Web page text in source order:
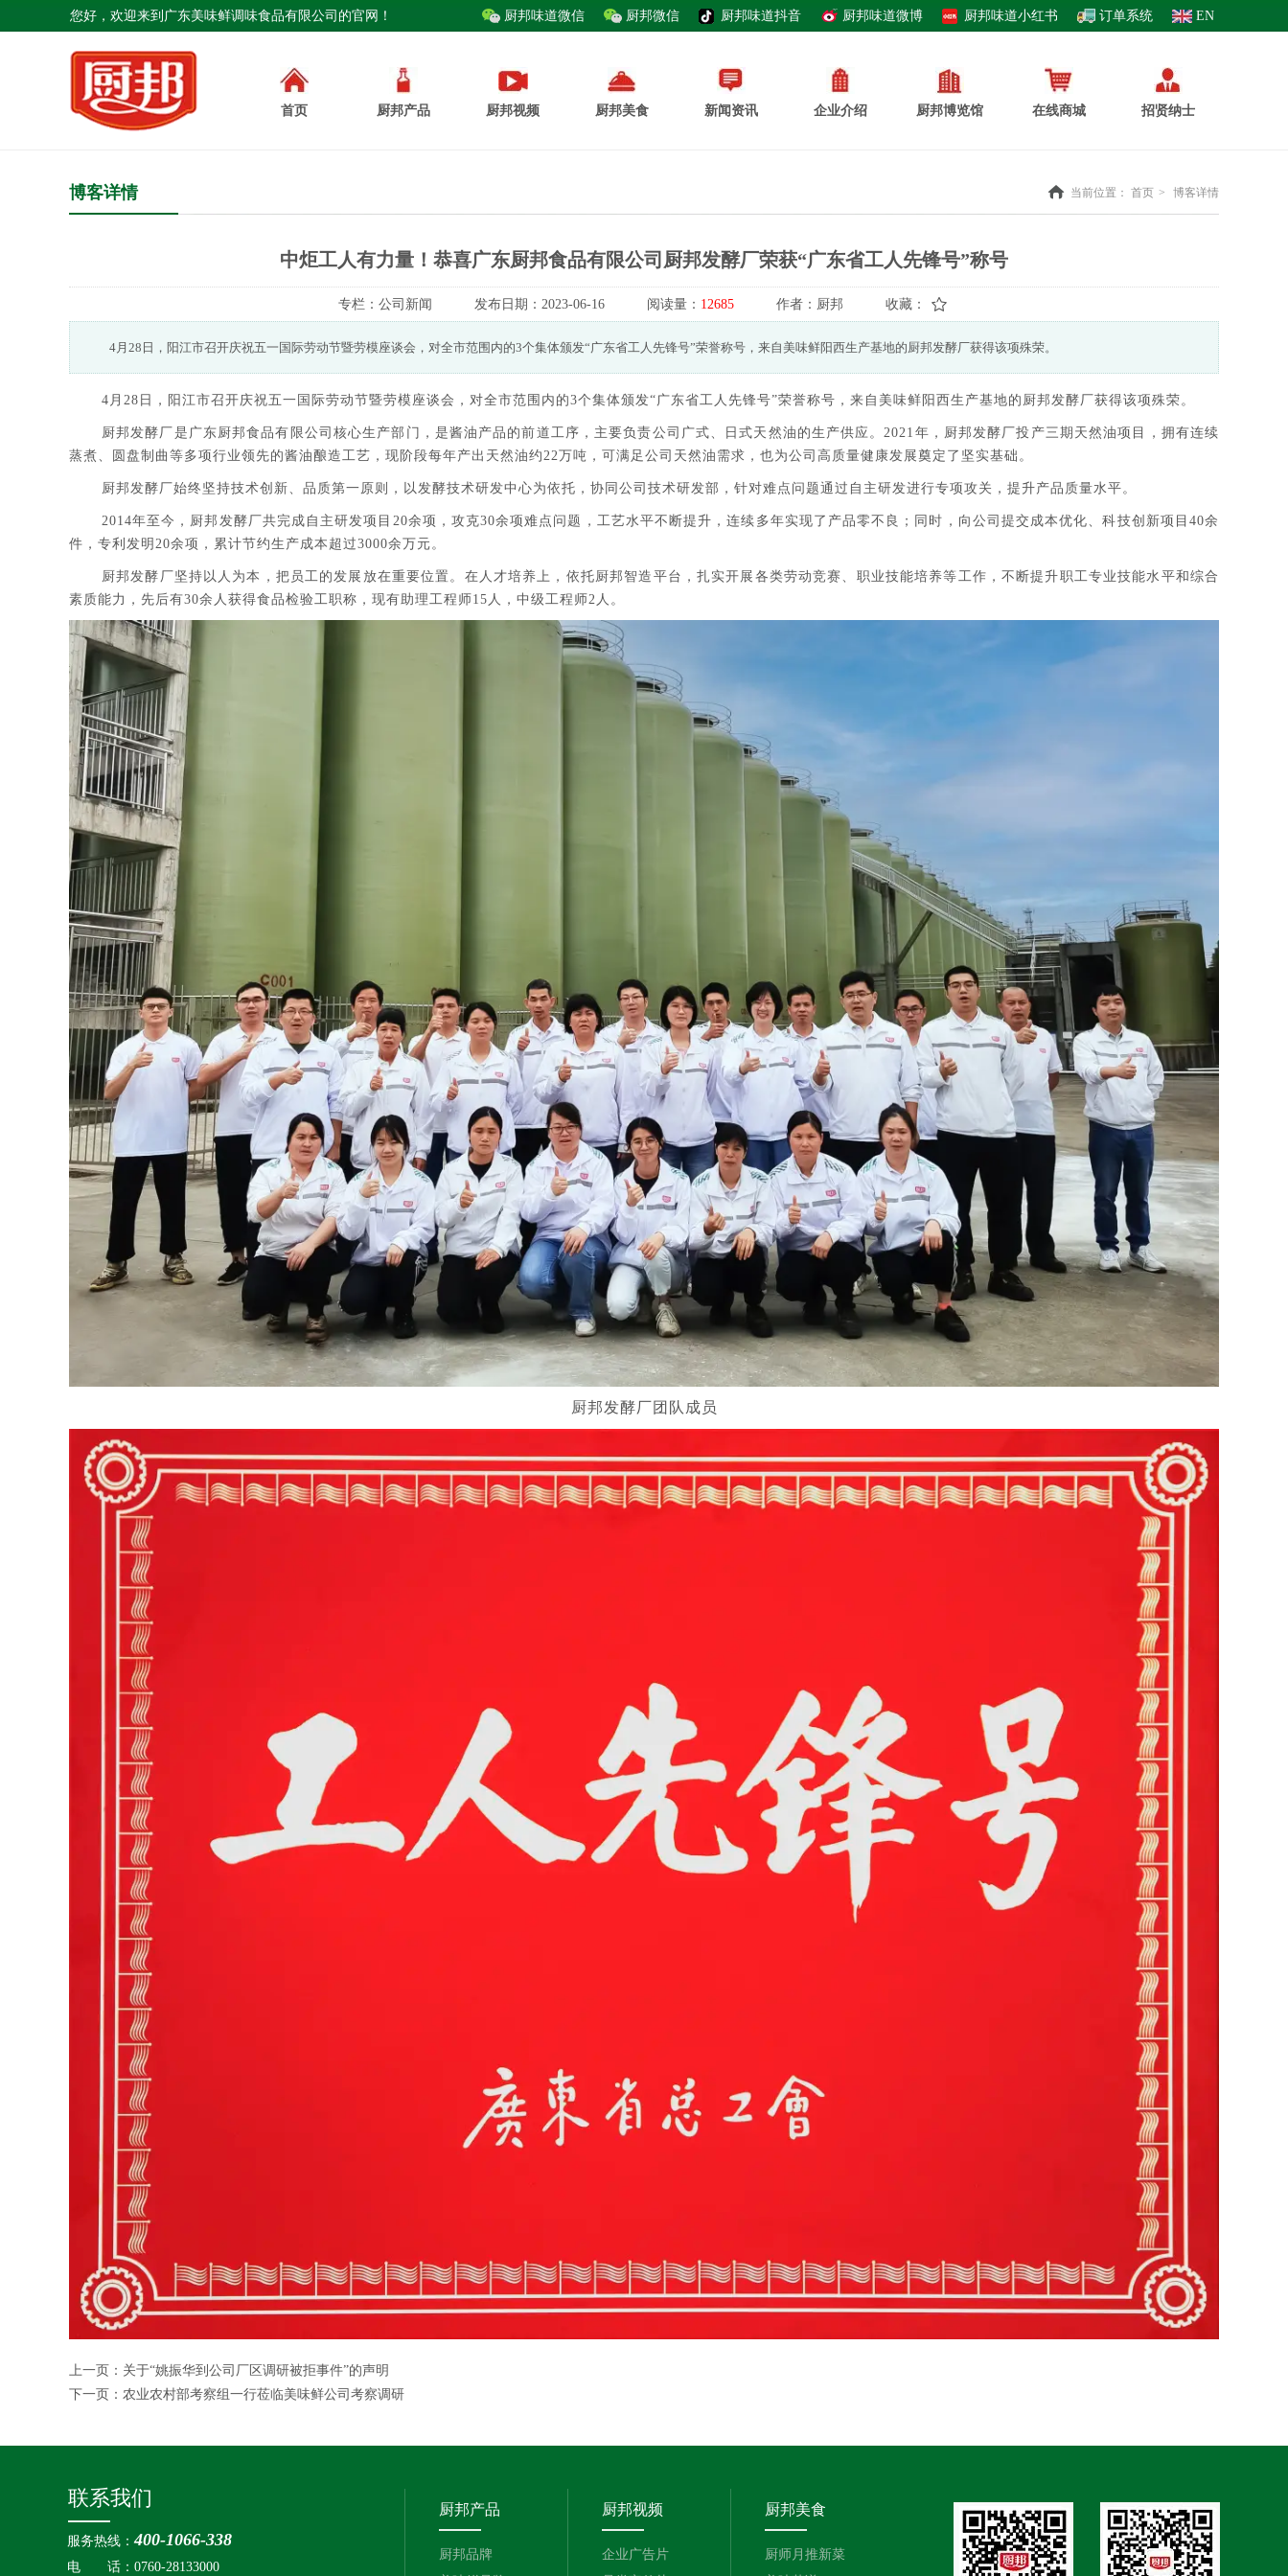
您好，欢迎来到广东美味鲜调味食品有限公司的官网！ 厨邦味道微信 厨邦微信 厨邦味道抖音 厨邦味道微博 厨邦味道小红书 订单系统 EN
首页 厨邦产品 厨邦视频 厨邦美食 新闻资讯 企业介绍 厨邦博览馆 在线商城 招贤纳士
博客详情 当前位置： 首页 > 博客详情
中炬工人有力量！恭喜广东厨邦食品有限公司厨邦发酵厂荣获“广东省工人先锋号”称号
专栏： 公司新闻 发布日期： 2023-06-16 阅读量： 12685 作者： 厨邦 收藏：
4月28日，阳江市召开庆祝五一国际劳动节暨劳模座谈会，对全市范围内的3个集体颁发“广东省工人先锋号”荣誉称号，来自美味鲜阳西生产基地的厨邦发酵厂获得该项殊荣。
4月28日，阳江市召开庆祝五一国际劳动节暨劳模座谈会，对全市范围内的3个集体颁发“广东省工人先锋号”荣誉称号，来自美味鲜阳西生产基地的厨邦发酵厂获得该项殊荣。
厨邦发酵厂是广东厨邦食品有限公司核心生产部门，是酱油产品的前道工序，主要负责公司广式、日式天然油的生产供应。2021年，厨邦发酵厂投产三期天然油项目，拥有连续
蒸煮、圆盘制曲等多项行业领先的酱油酿造工艺，现阶段每年产出天然油约22万吨，可满足公司天然油需求，也为公司高质量健康发展奠定了坚实基础。
厨邦发酵厂始终坚持技术创新、品质第一原则，以发酵技术研发中心为依托，协同公司技术研发部，针对难点问题通过自主研发进行专项攻关，提升产品质量水平。
2014年至今，厨邦发酵厂共完成自主研发项目20余项，攻克30余项难点问题，工艺水平不断提升，连续多年实现了产品零不良；同时，向公司提交成本优化、科技创新项目40余
件，专利发明20余项，累计节约生产成本超过3000余万元。
厨邦发酵厂坚持以人为本，把员工的发展放在重要位置。在人才培养上，依托厨邦智造平台，扎实开展各类劳动竞赛、职业技能培养等工作，不断提升职工专业技能水平和综合
素质能力，先后有30余人获得食品检验工职称，现有助理工程师15人，中级工程师2人。
厨邦发酵厂团队成员
上一页： 关于“姚振华到公司厂区调研被拒事件”的声明
下一页： 农业农村部考察组一行莅临美味鲜公司考察调研
服务热线：400-1066-338
电 话：0760-28133000
联系我们 厨邦产品
厨邦品牌
厨邦视频
企业广告片
厨邦美食
厨师月推新菜